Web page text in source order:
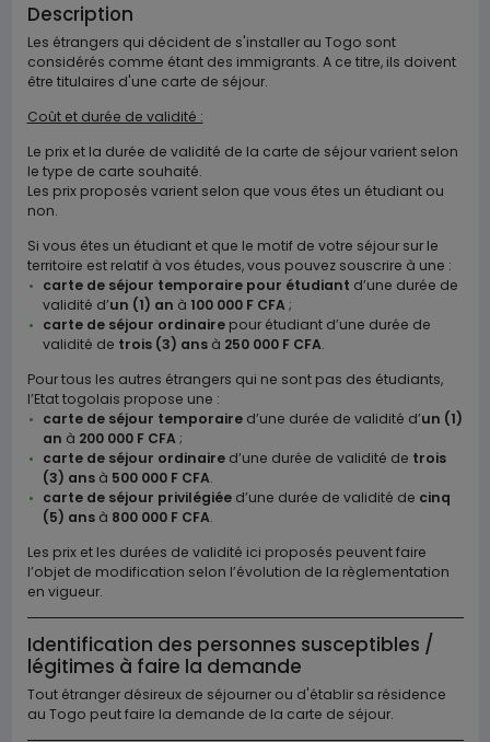
Description
Les étrangers qui décident de s'installer au Togo sont
considérés comme étant des immigrants. A ce titre, ils doivent
être titulaires d'une carte de séjour.
Coût et durée de validité :
Le prix et la durée de validité de la carte de séjour varient selon
le type de carte souhaité.
Les prix proposés varient selon que vous êtes un étudiant ou
non.
Si vous êtes un étudiant et que le motif de votre séjour sur le
territoire est relatif à vos études, vous pouvez souscrire à une :
carte de séjour temporaire pour étudiant d’une durée de
validité d’un (1) an à 100 000 F CFA;
carte de séjour ordinairepour étudiant d’une durée de
validité de trois (3) ansà 250 000 F CFA.
Pour tous les autres étrangers qui ne sont pas des étudiants,
l’Etat togolais propose une :
carte de séjour temporaired’une durée de validité d’un (1)
an à 200 000 F CFA;
carte de séjour ordinaired’une durée de validité de trois
(3) ansà 500 000 F CFA.
carte de séjour privilégiéed’une durée de validité de cinq
(5) ansà 800 000 F CFA.
Les prix et les durées de validité ici proposés peuvent faire
l’objet de modification selon l’évolution de la règlementation
en vigueur.
Identification des personnes susceptibles /
légitimes à faire la demande
Tout étranger désireux de séjourner ou d'établir sa résidence
au Togo peut faire la demande de la carte de séjour.